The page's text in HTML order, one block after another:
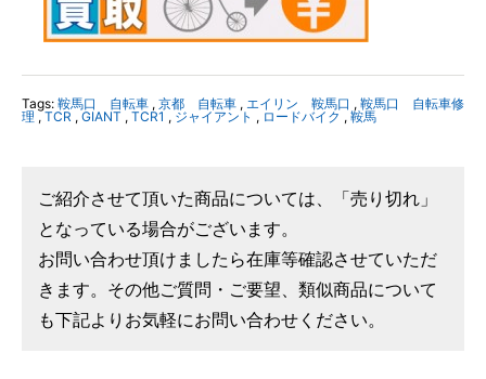
Tags: 鞍馬口 自転車 , 京都 自転車 , エイリン 鞍馬口 , 鞍馬口 自転車修
理 ,TCR ,GIANT , TCR1 ,ジャイアント , ロードバイク ,鞍馬
ご紹介させて頂いた商品については、「売り切れ」
となっている場合がございます。
お問い合わせ頂けましたら在庫等確認させていただ
きます。その他ご質問・ご要望、類似商品について
も下記よりお気軽にお問い合わせください。